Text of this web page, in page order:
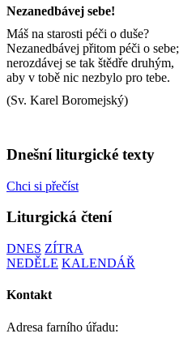
Nezanedbávej sebe!
Máš na starosti péči o duše?
Nezanedbávej přitom péči o sebe;
nerozdávej se tak štědře druhým,
aby v tobě nic nezbylo pro tebe.
(Sv. Karel Boromejský)
Dnešní liturgické texty
Chci si přečíst
Liturgická čtení
DNES ZÍTRA
NEDĚLE KALENDÁŘ
Kontakt
Adresa farního úřadu: